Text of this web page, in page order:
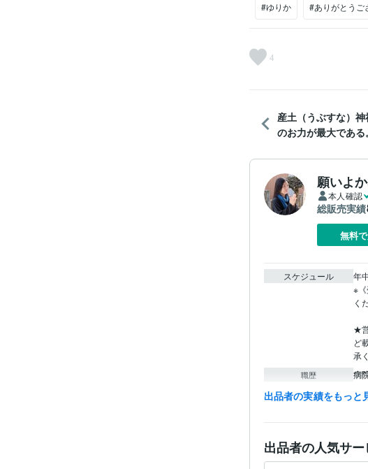
#ゆりか #ありがとうご
4
産土（うぶすな）
のお力が最大である。
願いよ
本人確認
総販売実績
無料
スケジュール
年
※
く
★
ど
承
職歴 病
得意分野 占
祈
神
出品者の実績をもっと
出品者の人気サー